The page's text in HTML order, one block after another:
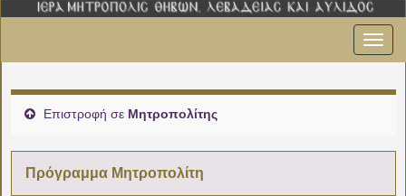
Επιστροφή σε Μητροπολίτης
Πρόγραμμα Μητροπολίτη